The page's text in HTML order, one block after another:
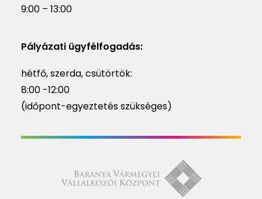
9:00 – 13:00
Pályázati ügyfélfogadás:
hétfő, szerda, csütörtök:
8:00 -12:00
(időpont-egyeztetés szükséges)